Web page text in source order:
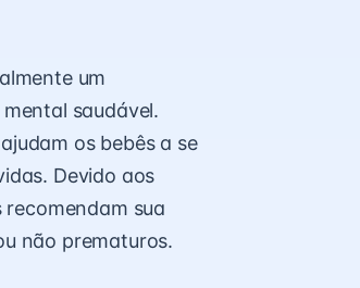
um
saudável.
os bebês a se
Devido aos
sua
não prematuros.